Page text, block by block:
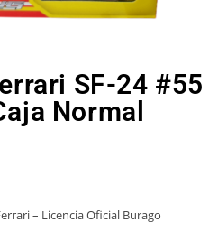
SF-24 #55
Normal
– Licencia Oficial Burago